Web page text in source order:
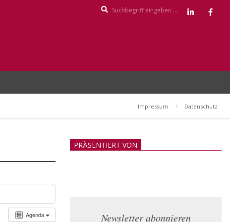
Impressum Datenschutz
Agenda
PRÄSENTIERT VON
Newsletter abonnieren